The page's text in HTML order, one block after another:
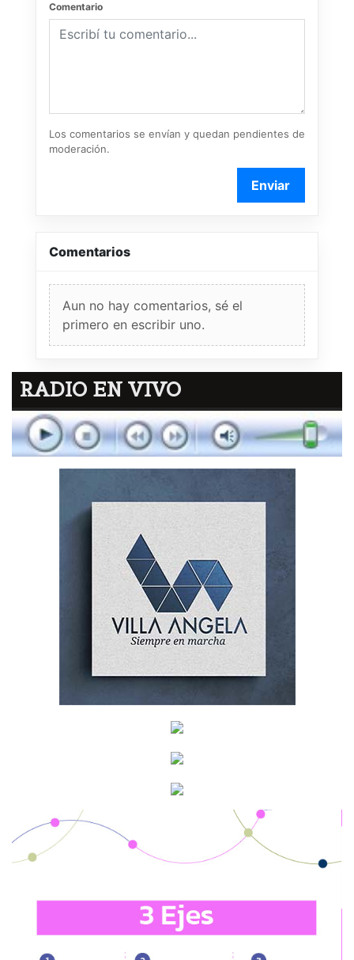
Comentario
Los comentarios se envían y quedan pendientes de
moderación.
Enviar
Comentarios
Aun no hay comentarios, sé el
primero en escribir uno.
RADIO EN VIVO